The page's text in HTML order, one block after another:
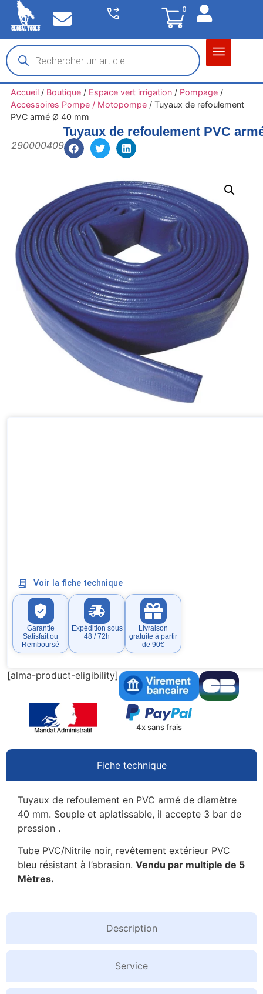
0
Accueil/ Boutique/ Espace vert irrigation/ Pompage/
Accessoires Pompe / Motopompe/ Tuyaux de refoulement
PVC armé Ø 40 mm
Tuyaux de refoulement PVC
290000409
Voir la fiche technique
Garantie
Satisfait ou
Remboursé
Expédition sous
48 / 72h
Livraison
gratuite à partir
de 90€
[alma-product-eligibility]
4x sans frais
Fiche technique
Description
Service
Tuyaux de refoulement en PVC armé de diamètre
40 mm. Souple et aplatissable, il accepte 3 bar de
pression .
Tube PVC/Nitrile noir, revêtement extérieur PVC
bleu résistant à l’abrasion. Vendu par multiple de 5
Mètres.